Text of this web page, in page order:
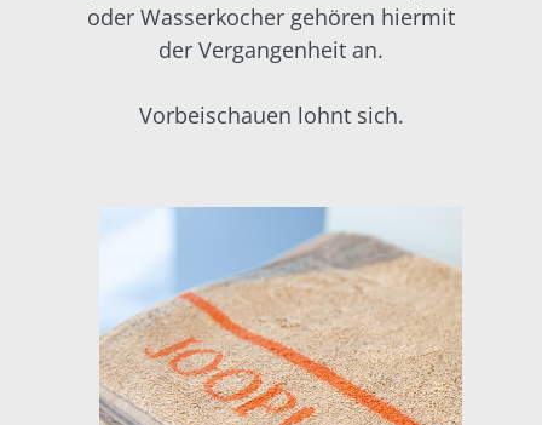
oder Wasserkocher gehören hiermit
der Vergangenheit an.
Vorbeischauen lohnt sich.